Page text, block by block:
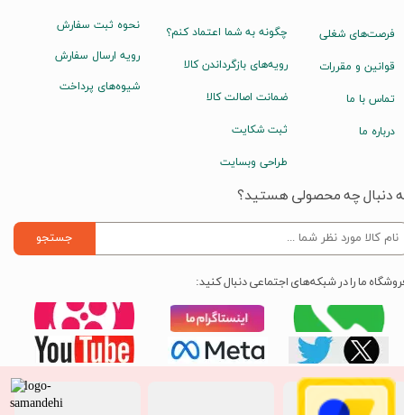
نحوه ثبت سفارش
رویه ارسال سفارش
شیوه‌های پرداخت
چگونه به شما اعتماد کنم؟
رویه‌های بازگرداندن کالا
ضمانت اصالت کالا
ثبت شکایت
طراحی وبسایت
فرصت‌های شغلی
قوانین و مقررات
تماس با ما
درباره ما
دنبال چه محصولی هستید؟
جستجو
ما را در شبکه‌های اجتماعی دنبال کنید: